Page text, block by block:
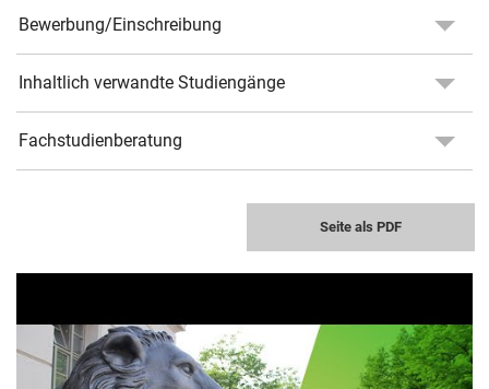
Bewerbung/Einschreibung
Inhaltlich verwandte Studiengänge
Fachstudienberatung
Seite als PDF